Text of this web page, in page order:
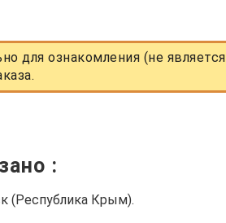
для ознакомления (не является
:
(Республика Крым).